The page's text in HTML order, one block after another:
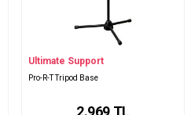
Ultimate Support
Pro-R-T Tripod Base
2.969 TL